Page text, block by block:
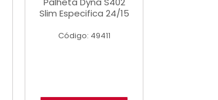
Slim Especifica 24/15
Código: 49411